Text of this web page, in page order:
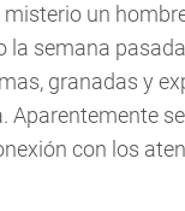
misterio un
la semana
granadas y
Aparentemente
con los